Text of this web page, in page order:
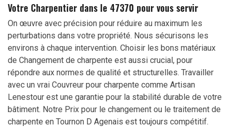
Votre Charpentier dans le 47370 pour vous servir
On œuvre avec précision pour réduire au maximum les
perturbations dans votre propriété. Nous sécurisons les
environs à chaque intervention. Choisir les bons matériaux
de Changement de charpente est aussi crucial, pour
répondre aux normes de qualité et structurelles. Travailler
avec un vrai Couvreur pour charpente comme Artisan
Lenestour est une garantie pour la stabilité durable de votre
bâtiment. Notre Prix pour le changement ou le traitement de
charpente en Tournon D Agenais est toujours compétitif.